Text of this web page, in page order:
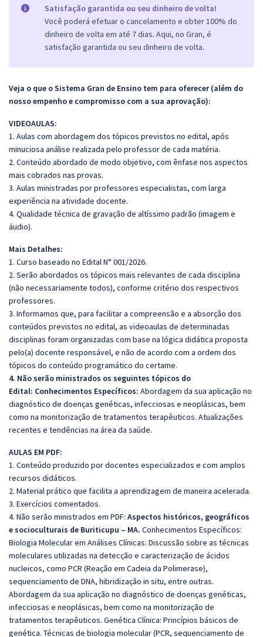
Satisfação garantida ou seu dinheiro de volta!
Você poderá efetuar o cancelamento e obter 100% do
dinheiro de volta em até 7 dias. Aqui, no Gran, é
satisfação garantida ou seu dinheiro de volta.
Veja o que o Sistema Gran de Ensino tem para oferecer (além do
nosso empenho e compromisso com a sua aprovação):
VIDEOAULAS:
1. Aulas com abordagem dos tópicos previstos no edital, após
minuciosa análise realizada pelo professor de cada matéria.
2. Conteúdo abordado de modo objetivo, com ênfase nos aspectos
mais cobrados nas provas.
3. Aulas ministradas por professores especialistas, com larga
experiência na atividade docente.
4. Qualidade técnica de gravação de altíssimo padrão (imagem e
áudio).
Mais Detalhes:
1. Curso baseado no Edital N° 001/2026.
2. Serão abordados os tópicos mais relevantes de cada disciplina
(não necessariamente todos), conforme critério dos respectivos
professores.
3. Informamos que, para facilitar a compreensão e a absorção dos
conteúdos previstos no edital, as videoaulas de determinadas
disciplinas foram organizadas com base na lógica didática proposta
pelo(a) docente responsável, e não de acordo com a ordem dos
tópicos do conteúdo programático do certame.
4. Não serão ministrados os seguintes tópicos do
Edital: Conhecimentos Específicos: Abordagem da sua aplicação no
diagnóstico de doenças genéticas, infecciosas e neoplásicas, bem
como na monitorização de tratamentos terapêuticos. Atualizações
recentes e tendências na área da saúde.
AULAS EM PDF:
1. Conteúdo produzido por docentes especializados e com amplos
recursos didáticos.
2. Material prático que facilita a aprendizagem de maneira acelerada.
3. Exercícios comentados.
4. Não serão ministrados em PDF: Aspectos históricos, geográficos
e socioculturais de Buriticupu – MA. Conhecimentos Específicos:
Biologia Molecular em Análises Clínicas: Discussão sobre as técnicas
moleculares utilizadas na detecção e caracterização de ácidos
nucleicos, como PCR (Reação em Cadeia da Polimerase),
sequenciamento de DNA, hibridização in situ, entre outras.
Abordagem da sua aplicação no diagnóstico de doenças genéticas,
infecciosas e neoplásicas, bem como na monitorização de
tratamentos terapêuticos. Genética Clínica: Princípios básicos de
genética. Técnicas de biologia molecular (PCR, sequenciamento de